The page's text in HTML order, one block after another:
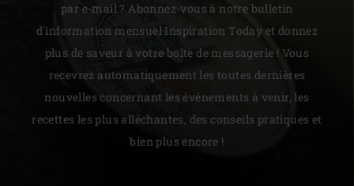
par e-mail ? Abonnez-vous à notre bulletin
d'information mensuel Inspiration Today et donnez
plus de saveur à votre boîte de messagerie ! Vous
recevrez automatiquement les toutes dernières
nouvelles concernant les événements à venir, les
recettes les plus alléchantes, des conseils pratiques et
bien plus encore !